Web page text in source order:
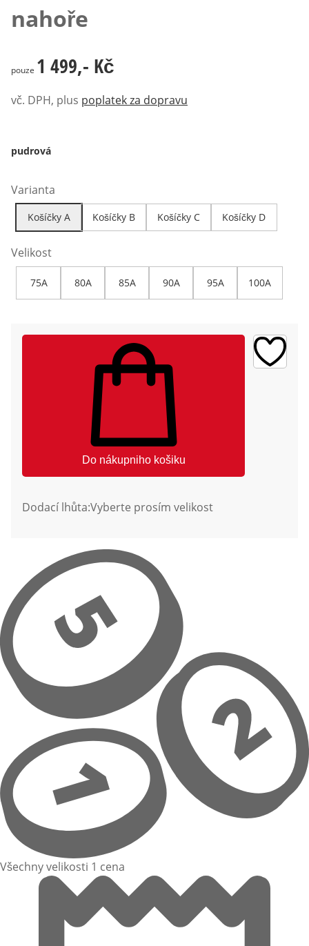
nahoře
1 499,- Kč
pouze 1 499,- Kč
vč. DPH, plus poplatek za dopravu
pudrová
Varianta
Košíčky A Košíčky B Košíčky C Košíčky D
Velikost
75A 80A 85A 90A 95A 100A
Do nákupniho košiku
Dodací lhůta:Vyberte prosím velikost
Všechny velikosti 1 cena